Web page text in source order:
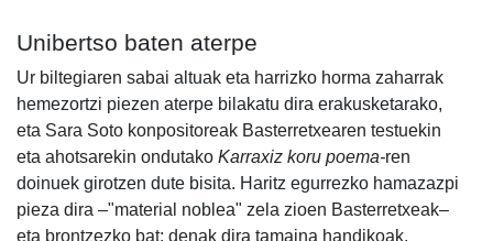
Unibertso baten aterpe
Ur biltegiaren sabai altuak eta harrizko horma zaharrak
hemezortzi piezen aterpe bilakatu dira erakusketarako,
eta Sara Soto konpositoreak Basterretxearen testuekin
eta ahotsarekin ondutako Karraxiz koru poema-ren
doinuek girotzen dute bisita. Haritz egurrezko hamazazpi
pieza dira –"material noblea" zela zioen Basterretxeak–
eta brontzezko bat; denak dira tamaina handikoak.